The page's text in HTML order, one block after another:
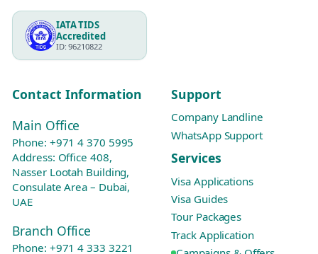
IATA TIDS
Accredited
ID: 96210822
Contact Information
Main Office
Phone: +971 4 370 5995
Address: Office 408,
Nasser Lootah Building,
Consulate Area – Dubai,
UAE
Branch Office
Phone: +971 4 333 3221
Support
Company Landline
WhatsApp Support
Services
Visa Applications
Visa Guides
Tour Packages
Track Application